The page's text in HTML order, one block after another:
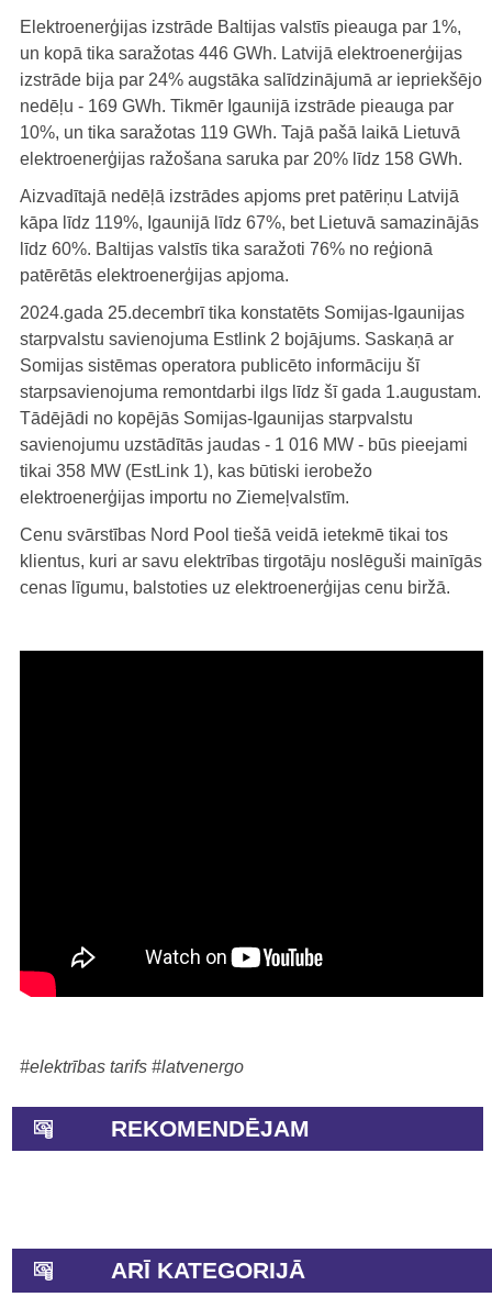
Elektroenerģijas izstrāde Baltijas valstīs pieauga par 1%,
un kopā tika saražotas 446 GWh. Latvijā elektroenerģijas
izstrāde bija par 24% augstāka salīdzinājumā ar iepriekšējo
nedēļu - 169 GWh. Tikmēr Igaunijā izstrāde pieauga par
10%, un tika saražotas 119 GWh. Tajā pašā laikā Lietuvā
elektroenerģijas ražošana saruka par 20% līdz 158 GWh.
Aizvadītajā nedēļā izstrādes apjoms pret patēriņu Latvijā
kāpa līdz 119%, Igaunijā līdz 67%, bet Lietuvā samazinājās
līdz 60%. Baltijas valstīs tika saražoti 76% no reģionā
patērētās elektroenerģijas apjoma.
2024.gada 25.decembrī tika konstatēts Somijas-Igaunijas
starpvalstu savienojuma Estlink 2 bojājums. Saskaņā ar
Somijas sistēmas operatora publicēto informāciju šī
starpsavienojuma remontdarbi ilgs līdz šī gada 1.augustam.
Tādējādi no kopējās Somijas-Igaunijas starpvalstu
savienojumu uzstādītās jaudas - 1 016 MW - būs pieejami
tikai 358 MW (EstLink 1), kas būtiski ierobežo
elektroenerģijas importu no Ziemeļvalstīm.
Cenu svārstības Nord Pool tiešā veidā ietekmē tikai tos
klientus, kuri ar savu elektrības tirgotāju noslēguši mainīgās
cenas līgumu, balstoties uz elektroenerģijas cenu biržā.
#elektrības tarifs #latvenergo
REKOMENDĒJAM
ARĪ KATEGORIJĀ